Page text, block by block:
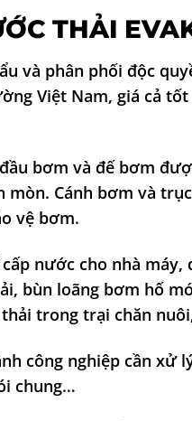
THẢI
và phân phối độc
Việt Nam, giá cả
bơm và đế bơm
Cánh bơm và
vệ bơm.
nước cho nhà
bùn loãng bơm hố
trong trại chăn
công nghiệp cần xử
chung…